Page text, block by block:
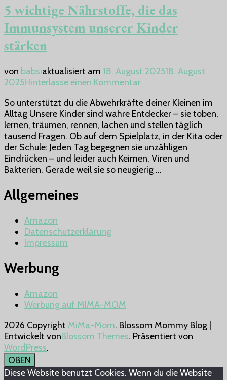
5 wichtige Nährstoffe, die das
Immunsystem unserer Kinder
stärken
von babsiaktualisiert am 18. August 202518. August
2025Hinterlasse einen Kommentarzu
wichtige
Nährstoffe,
die
das
Immunsystem
unserer
Kinder
So unterstützt du die Abwehrkräfte deiner Kleinen im
Alltag Unsere Kinder sind wahre Entdecker – sie toben,
lernen, träumen, rennen, lachen und stellen täglich
tausend Fragen. Ob auf dem Spielplatz, in der Kita oder
der Schule: Jeden Tag begegnen sie unzähligen
Eindrücken – und leider auch Keimen, Viren und
Bakterien. Gerade weil sie so neugierig …
Allgemeines
Amazon
Datenschutzerklärung
Impressum
Werbung
Amazon
Werbung auf MIMA-MOM
2026 Copyright MiMa-Mom. Blossom Mommy Blog |
Entwickelt vonBlossom Themes. Präsentiert von
WordPress.
OBEN
Diese Website benutzt Cookies. Wenn du die Website